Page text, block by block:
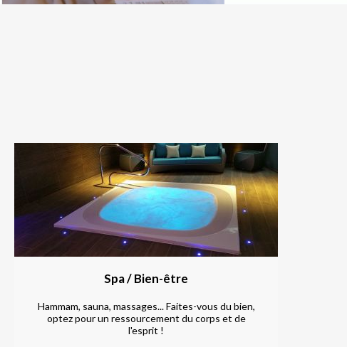
Spa / Bien-être
Hammam, sauna, massages... Faites-vous du bien,
optez pour un ressourcement du corps et de
l'esprit !